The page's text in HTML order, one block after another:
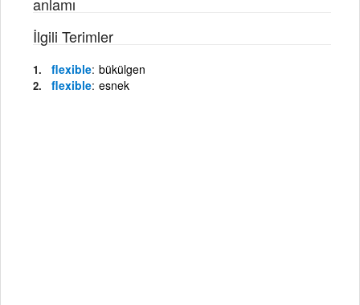
İlgili Terimler
flexible bükülgen
flexible esnek